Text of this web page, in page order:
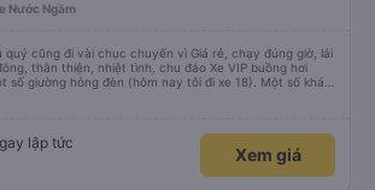
Nước Ngầm
quý cũng đi vài chục chuyến vì Giá rẻ, chạy đúng giờ, lái
thân thiện, nhiệt tình, chu đáo Xe VIP buồng hơi
số giường hỏng đèn (hôm nay tôi đi xe 18). Một số khác
cuộn) nút kẹt, khá lạnh. Tuy nhiên, về lâu dài tôi vẫn
lập tức
Xem giá